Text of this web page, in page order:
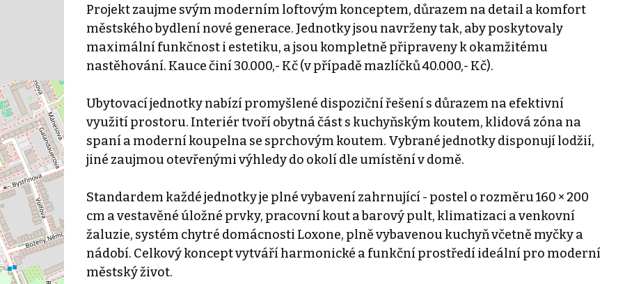
Projekt zaujme svým moderním loftovým konceptem, důrazem na detail a komfort
městského bydlení nové generace. Jednotky jsou navrženy tak, aby poskytovaly
maximální funkčnost i estetiku, a jsou kompletně připraveny k okamžitému
nastěhování. Kauce činí 30.000,- Kč (v případě mazlíčků 40.000,- Kč).
Ubytovací jednotky nabízí promyšlené dispoziční řešení s důrazem na efektivní
využití prostoru. Interiér tvoří obytná část s kuchyňským koutem, klidová zóna na
spaní a moderní koupelna se sprchovým koutem. Vybrané jednotky disponují lodžií,
jiné zaujmou otevřenými výhledy do okolí dle umístění v domě.
Standardem každé jednotky je plné vybavení zahrnující - postel o rozměru 160 × 200
cm a vestavěné úložné prvky, pracovní kout a barový pult, klimatizaci a venkovní
žaluzie, systém chytré domácnosti Loxone, plně vybavenou kuchyň včetně myčky a
nádobí. Celkový koncept vytváří harmonické a funkční prostředí ideální pro moderní
městský život.